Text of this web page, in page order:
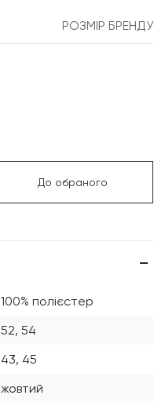
РОЗМІР БРЕНДУ
До обраного
100% полієстер
52, 54
43, 45
жовтий